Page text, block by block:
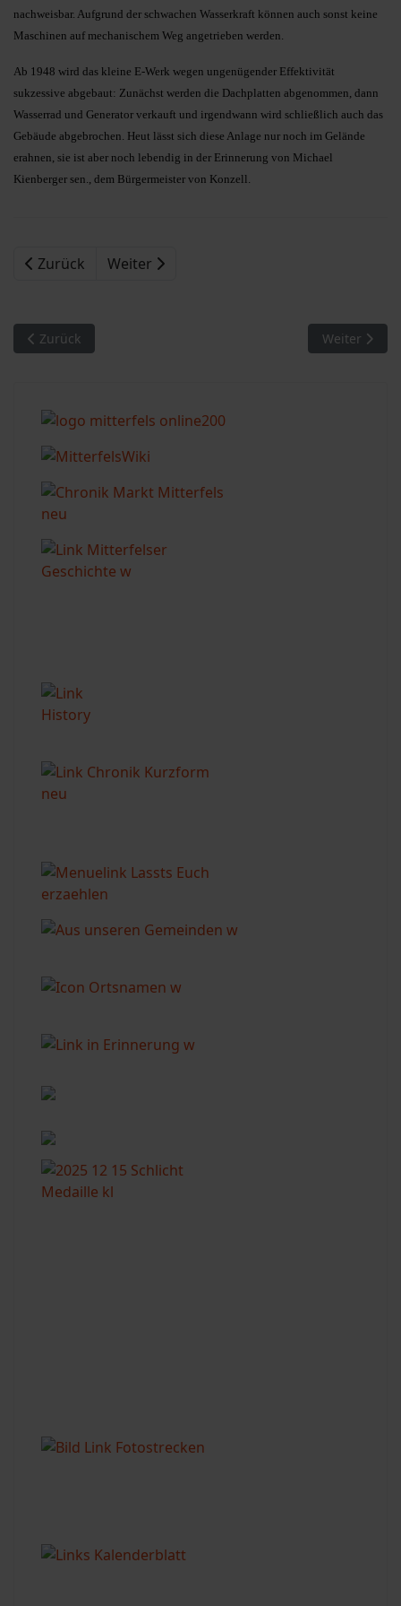
nachweisbar. Aufgrund der schwachen Wasserkraft können auch sonst keine
Maschinen auf mechanischem Weg angetrieben werden.
Ab 1948 wird das kleine E-Werk wegen ungenügender Effektivität
sukzessive abgebaut: Zunächst werden die Dachplatten abgenommen, dann
Wasserrad und Generator verkauft und irgendwann wird schließlich auch das
Gebäude abgebrochen. Heut lässt sich diese Anlage nur noch im Gelände
erahnen, sie ist aber noch lebendig in der Erinnerung von Michael
Kienberger sen., dem Bürgermeister von Konzell.
Zurück Weiter
Vorheriger Beitrag: Begegnung mit Menschen (6). Drei
Zurück Nächster
Weiter